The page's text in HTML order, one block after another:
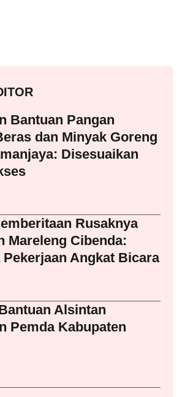
Bantuan Pangan
dan Minyak Goreng
Disesuaikan
Rusaknya
Mareleng Cibenda:
Pekerjaan Angkat Bicara
Alsintan
Pemda Kabupaten